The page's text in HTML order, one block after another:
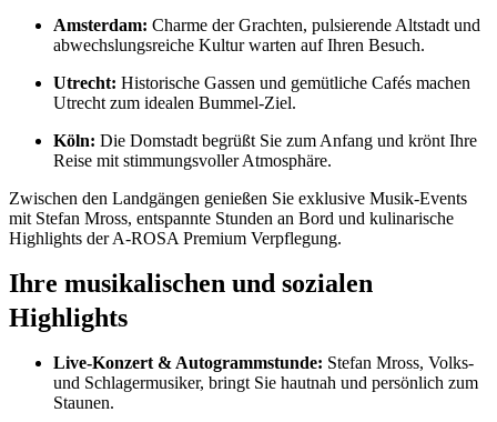
Amsterdam: Charme der Grachten, pulsierende Altstadt und
abwechslungsreiche Kultur warten auf Ihren Besuch.
Utrecht: Historische Gassen und gemütliche Cafés machen
Utrecht zum idealen Bummel-Ziel.
Köln: Die Domstadt begrüßt Sie zum Anfang und krönt Ihre
Reise mit stimmungsvoller Atmosphäre.
Zwischen den Landgängen genießen Sie exklusive Musik-Events
mit Stefan Mross, entspannte Stunden an Bord und kulinarische
Highlights der A-ROSA Premium Verpflegung.
Ihre musikalischen und sozialen
Highlights
Live-Konzert & Autogrammstunde: Stefan Mross, Volks-
und Schlagermusiker, bringt Sie hautnah und persönlich zum
Staunen.